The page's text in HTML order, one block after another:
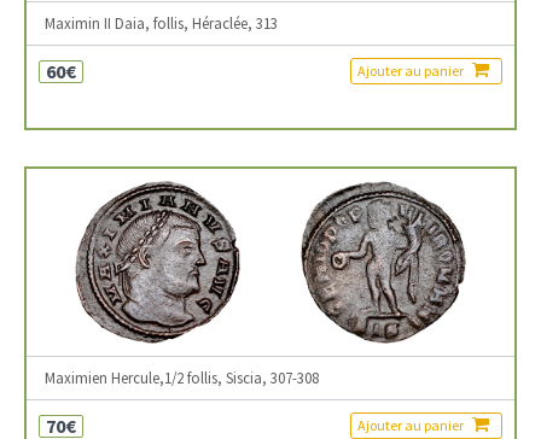
Maximin II Daia, follis, Héraclée, 313
60€ Ajouter au panier
Maximien Hercule,1/2 follis, Siscia, 307-308
70€ Ajouter au panier